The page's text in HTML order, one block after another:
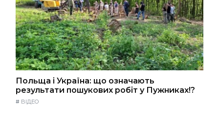
Польща і Україна: що означають
результати пошукових робіт у Пужниках!?
# ВІДЕО